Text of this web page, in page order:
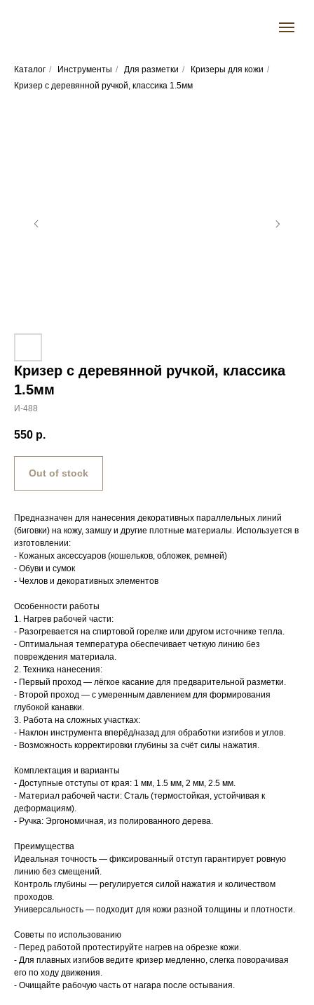
Каталог / Инструменты / Для разметки / Кризеры для кожи /
Кризер с деревянной ручкой, классика 1.5мм
Кризер с деревянной ручкой, классика
1.5мм
И-488
550 р.
Out of stock
Предназначен для нанесения декоративных параллельных линий
(биговки) на кожу, замшу и другие плотные материалы. Используется в
изготовлении:
- Кожаных аксессуаров (кошельков, обложек, ремней)
- Обуви и сумок
- Чехлов и декоративных элементов
Особенности работы
1. Нагрев рабочей части:
- Разогревается на спиртовой горелке или другом источнике тепла.
- Оптимальная температура обеспечивает четкую линию без
повреждения материала.
2. Техника нанесения:
- Первый проход — лёгкое касание для предварительной разметки.
- Второй проход — с умеренным давлением для формирования
глубокой канавки.
3. Работа на сложных участках:
- Наклон инструмента вперёд/назад для обработки изгибов и углов.
- Возможность корректировки глубины за счёт силы нажатия.
Комплектация и варианты
- Доступные отступы от края: 1 мм, 1.5 мм, 2 мм, 2.5 мм.
- Материал рабочей части: Сталь (термостойкая, устойчивая к
деформациям).
- Ручка: Эргономичная, из полированного дерева.
Преимущества
Идеальная точность — фиксированный отступ гарантирует ровную
линию без смещений.
Контроль глубины — регулируется силой нажатия и количеством
проходов.
Универсальность — подходит для кожи разной толщины и плотности.
Советы по использованию
- Перед работой протестируйте нагрев на обрезке кожи.
- Для плавных изгибов ведите кризер медленно, слегка поворачивая
его по ходу движения.
- Очищайте рабочую часть от нагара после остывания.